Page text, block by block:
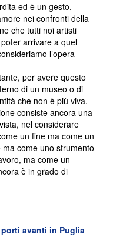
ed è un gesto,
nei confronti della
che tutti noi artisti
arrivare a quel
l’opera
per avere questo
di un museo o di
che non è più viva.
consiste ancora una
nel considerare
un fine ma come un
come uno strumento
ma come un
è in grado di
avanti in Puglia